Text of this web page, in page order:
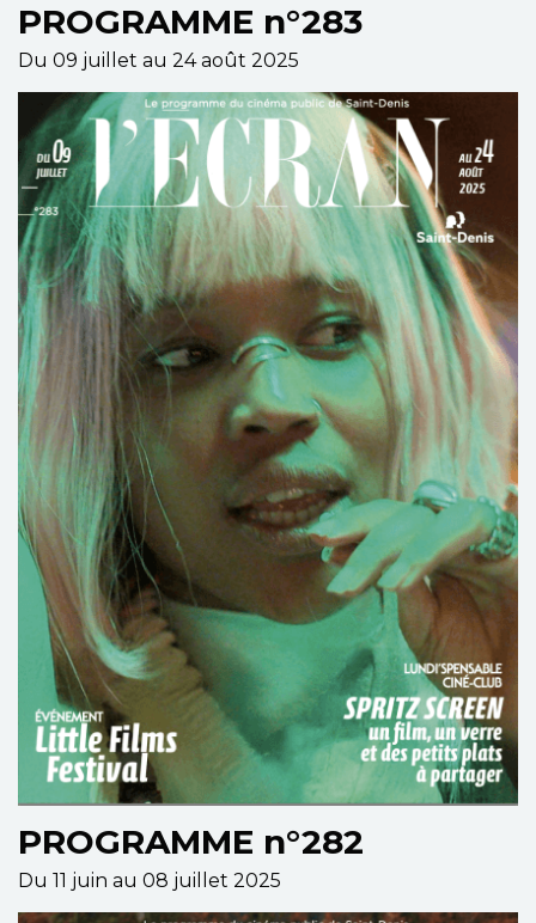
PROGRAMME n°283
Du 09 juillet au 24 août 2025
PROGRAMME n°282
Du 11 juin au 08 juillet 2025